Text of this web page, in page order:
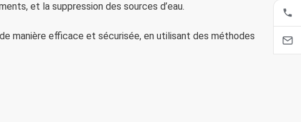
et la suppression des sources d’eau.
manière efficace et sécurisée, en utilisant des méthodes